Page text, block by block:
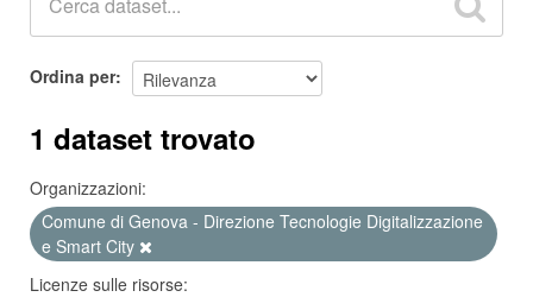
Ordina per
1 dataset trovato
Organizzazioni:
Comune di Genova - Direzione Tecnologie Digitalizzazione
e Smart City
Licenze sulle risorse: